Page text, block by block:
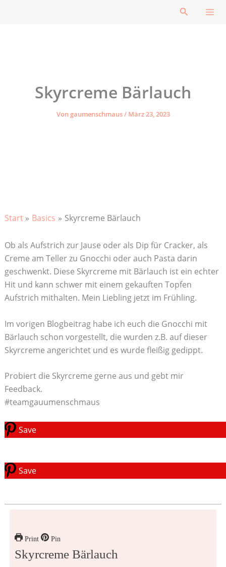
Suchen
Skyrcreme Bärlauch
Vongaumenschmaus/ März 23, 2023
Start Basics Skyrcreme Bärlauch
Ob als Aufstrich zur Jause oder als Dip für Cracker, als
Creme am Teller zu Gnocchi oder auch Pasta darin
geschwenkt. Diese Skyrcreme mit Bärlauch ist ein echter
Hit und kann schwer mit einem gekauften Topfen
Aufstrich mithalten. Mein Liebling jetzt im Frühling.
Im vorigen Blogbeitrag habe ich euch die Gnocchi mit
Bärlauch schon vorgestellt, die wurden z.B. auf dieser
Skyrcreme angerichtet und es wurde fleißig gedippt.
Probiert die Skyrcreme gerne aus und gebt mir
Feedback.
#teamgauumenschmaus
Save
Save
Print Pin
Skyrcreme Bärlauch